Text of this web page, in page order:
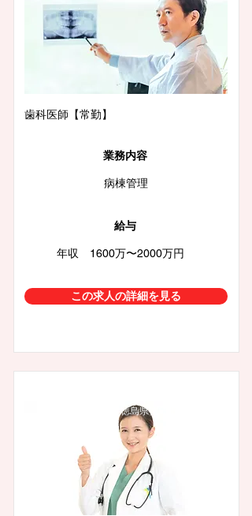
歯科医師【常勤】
業務内容
病棟管理
給与
年収 1600万〜2000万円
この求人の詳細を見る
徳島県徳島市